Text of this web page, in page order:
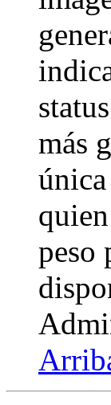
más
peso